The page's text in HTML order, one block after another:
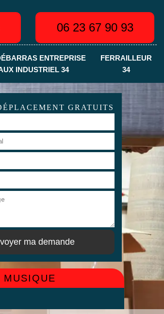
06 23 67 90 93
ENTREPRISE
INDUSTRIEL 34
FERRAILLEUR
34
GRATUITS